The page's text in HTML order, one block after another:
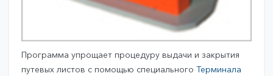
Программа упрощает процедуру выдачи и закрытия
путевых листов с помощью специального Терминала